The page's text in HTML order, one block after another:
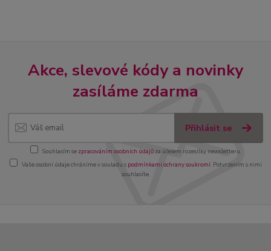
Akce, slevové kódy a novinky
zasíláme zdarma
Přihlásit se
Souhlasím se zpracováním osobních údajůza účelem rozesílky newsletteru.
Vaše osobní údaje chráníme v souladu s podmínkami ochrany soukromí. Potvrzením s nimi
souhlasíte.